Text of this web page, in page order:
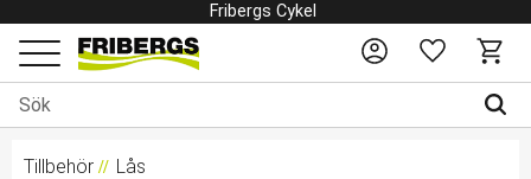
Meny
Fribergs Cykel
Favoriter
Tillbehör Lås